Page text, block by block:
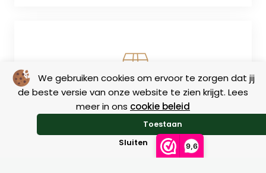
9,6
We gebruiken cookies om ervoor te zorgen dat jij
de beste versie van onze website te zien krijgt. Lees
meer in ons cookie beleid
Toestaan
Sluiten
Retourneren